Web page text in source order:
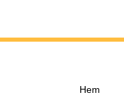
Hem